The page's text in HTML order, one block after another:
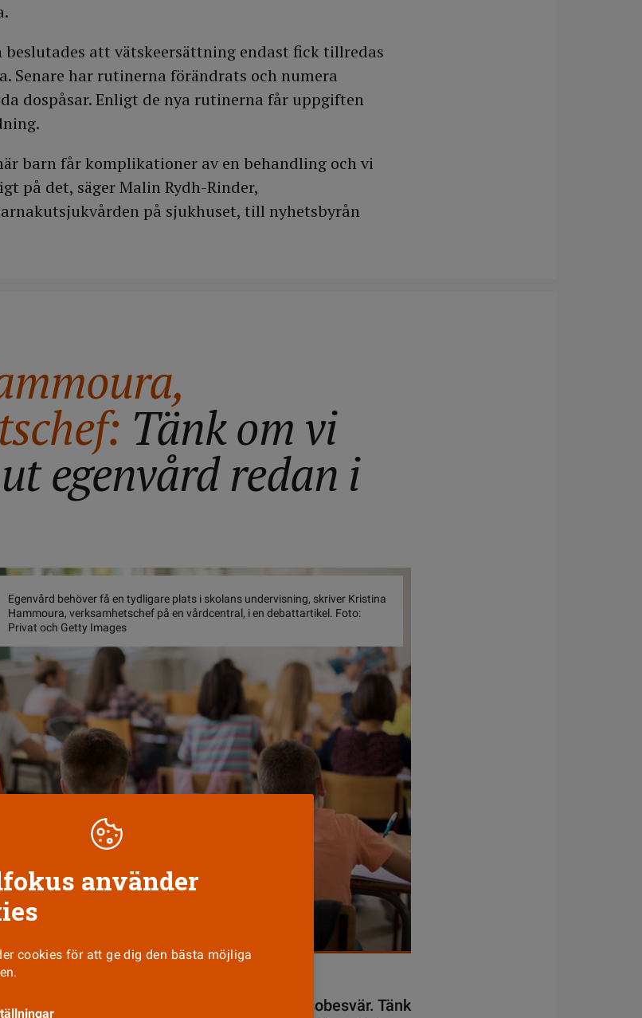
beslutades att vätskeersättning endast fick tillredas
Senare har rutinerna förändrats och numera
dospåsar. Enligt de nya rutinerna får uppgiften
barn får komplikationer av en behandling och vi
på det, säger Malin Rydh-Rinder,
på sjukhuset, till nyhetsbyrån
Tänk om vi
egenvård redan i
Egenvård behöver få en tydligare plats i skolans undervisning, skriver Kristina
Hammoura, verksamhetschef på en vårdcentral, i en debattartikel. Foto:
Privat och Getty Images
är skribentens egna.
att lära sig hur man hanterar enklare hälsobesvär. Tänk
använder
cookies för att ge dig den bästa möjliga